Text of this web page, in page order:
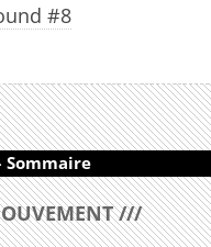
#8
Sommaire
///